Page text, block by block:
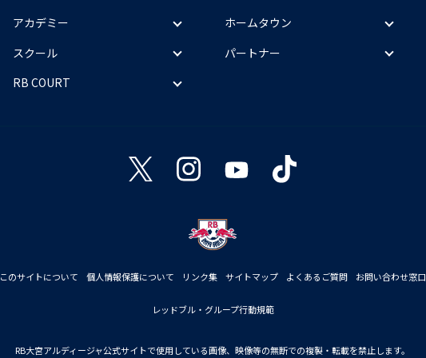
アカデミー
スクール
RB COURT
ホームタウン
パートナー
このサイトについて 個人情報保護について リンク集 サイトマップ よくあるご質問 お問い合わせ窓口
レッドブル・グループ行動規範
RB大宮アルディージャ公式サイトで使用している画像、映像等の無断での複製・転載を禁止します。